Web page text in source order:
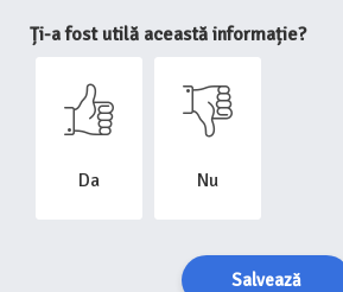
Ți-a fost utilă această informație?
Da Nu
Salvează